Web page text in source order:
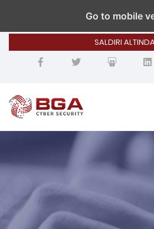
bilgi@bgasecurity.com
SALDIRI
Go to mobile